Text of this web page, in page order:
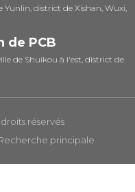
district de Xishan, Wuxi,
de PCB
de Shuikou à l'est, district de
réservés
principale